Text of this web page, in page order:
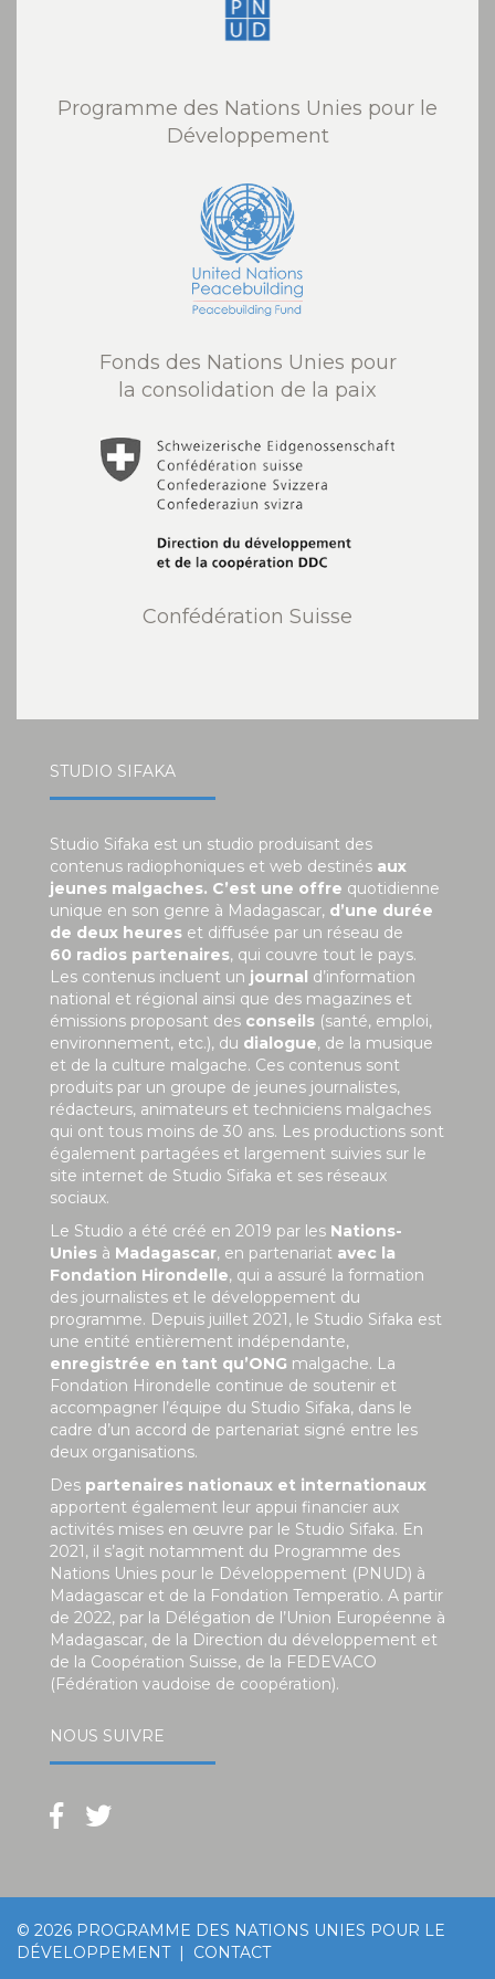
Programme des Nations Unies pour le
Développement
Fonds des Nations Unies pour
la consolidation de la paix
Confédération Suisse
STUDIO SIFAKA
Studio Sifaka est un studio produisant des
contenus radiophoniques et web destinés aux
jeunes malgaches. C’est une offre quotidienne
unique en son genre à Madagascar, d’une durée
de deux heures et diffusée par un réseau de
60 radios partenaires, qui couvre tout le pays.
Les contenus incluent un journal d’information
national et régional ainsi que des magazines et
émissions proposant des conseils (santé, emploi,
environnement, etc.), du dialogue, de la musique
et de la culture malgache. Ces contenus sont
produits par un groupe de jeunes journalistes,
rédacteurs, animateurs et techniciens malgaches
qui ont tous moins de 30 ans. Les productions sont
également partagées et largement suivies sur le
site internet de Studio Sifaka et ses réseaux
sociaux.
Le Studio a été créé en 2019 par les Nations-
Unies à Madagascar, en partenariat avec la
Fondation Hirondelle, qui a assuré la formation
des journalistes et le développement du
programme. Depuis juillet 2021, le Studio Sifaka est
une entité entièrement indépendante,
enregistrée en tant qu’ONG malgache. La
Fondation Hirondelle continue de soutenir et
accompagner l’équipe du Studio Sifaka, dans le
cadre d’un accord de partenariat signé entre les
deux organisations.
Des partenaires nationaux et internationaux
apportent également leur appui financier aux
activités mises en œuvre par le Studio Sifaka. En
2021, il s’agit notamment du Programme des
Nations Unies pour le Développement (PNUD) à
Madagascar et de la Fondation Temperatio. A partir
de 2022, par la Délégation de l’Union Européenne à
Madagascar, de la Direction du développement et
de la Coopération Suisse, de la FEDEVACO
(Fédération vaudoise de coopération).
NOUS SUIVRE
© 2026 PROGRAMME DES NATIONS UNIES POUR LE
DÉVELOPPEMENT| CONTACT